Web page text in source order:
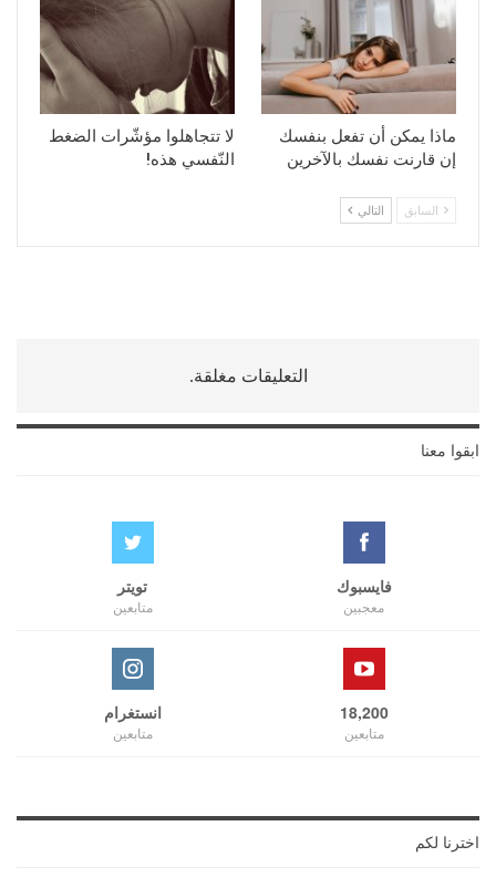
ماذا يمكن أن تفعل بنفسك
إن قارنت نفسك بالآخرين
لا تتجاهلوا مؤشّرات الضغط
النّفسي هذه!
السابق التالي
التعليقات مغلقة.
ابقوا معنا
فايسبوك
معجبين
تويتر
متابعين
18,200
متابعين
انستغرام
متابعين
اخترنا لكم